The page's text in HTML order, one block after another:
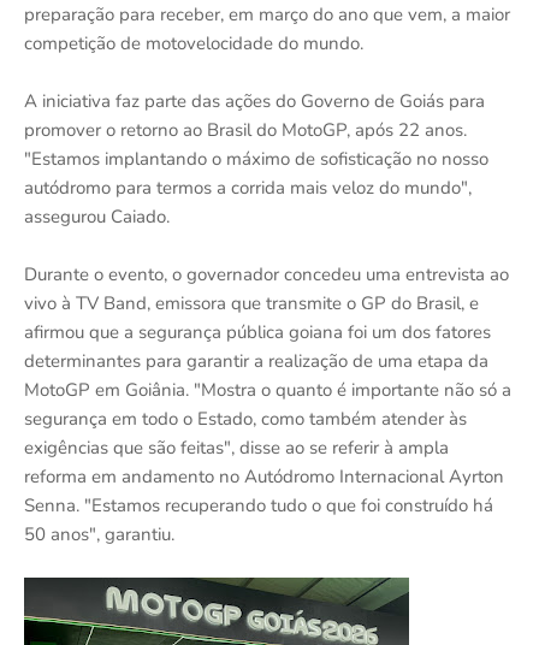
preparação para receber, em março do ano que vem, a maior
competição de motovelocidade do mundo.
A iniciativa faz parte das ações do Governo de Goiás para
promover o retorno ao Brasil do MotoGP, após 22 anos.
"Estamos implantando o máximo de sofisticação no nosso
autódromo para termos a corrida mais veloz do mundo",
assegurou Caiado.
Durante o evento, o governador concedeu uma entrevista ao
vivo à TV Band, emissora que transmite o GP do Brasil, e
afirmou que a segurança pública goiana foi um dos fatores
determinantes para garantir a realização de uma etapa da
MotoGP em Goiânia. "Mostra o quanto é importante não só a
segurança em todo o Estado, como também atender às
exigências que são feitas", disse ao se referir à ampla
reforma em andamento no Autódromo Internacional Ayrton
Senna. "Estamos recuperando tudo o que foi construído há
50 anos", garantiu.